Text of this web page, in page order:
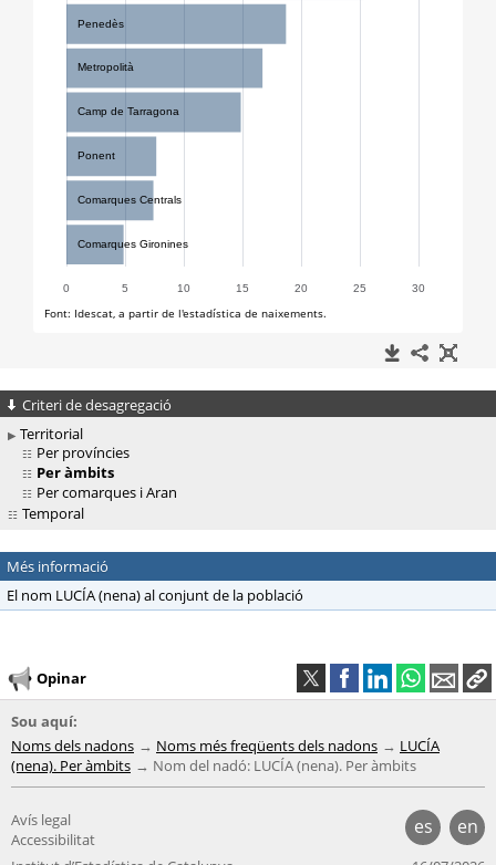
Criteri de desagregació
Territorial
Per províncies
Per àmbits
Per comarques i Aran
Temporal
Més informació
El nom LUCÍA (nena) al conjunt de la població
Opinar
Sou aquí:
Noms dels nadons
Noms més freqüents dels nadons
LUCÍA
(nena). Per àmbits
Nom del nadó: LUCÍA (nena). Per àmbits
es en
Avís legal
Accessibilitat